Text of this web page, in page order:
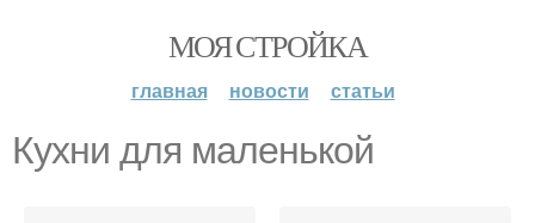
МОЯ СТРОЙКА
главная новости статьи
Кухни для маленькой